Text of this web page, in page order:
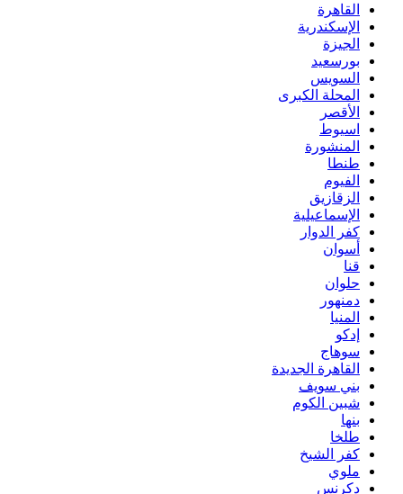
القاهرة
الإسكندرية
الجيزة
بورسعيد
السويس
المحلة الكبرى
الأقصر
اسيوط
المنشورة
طنطا
الفيوم
الزقازيق
الإسماعيلية
كفر الدوار
أسوان
قنا
حلوان
دمنهور
المنيا
إدكو
سوهاج
القاهرة الجديدة
بني سويف
شبين الكوم
بنها
طلخا
كفر الشيخ
ملوي
دكرنس